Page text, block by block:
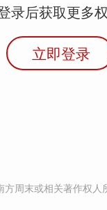
录后获取更多
立即登录
周末或相关著作权